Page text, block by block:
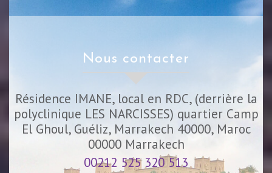
nous contacter
Résidence IMANE, local en RDC, (derrière la
polyclinique LES NARCISSES) quartier Camp
El Ghoul, Guéliz, Marrakech 40000, Maroc
00000 Marrakech
00212 525 320 513